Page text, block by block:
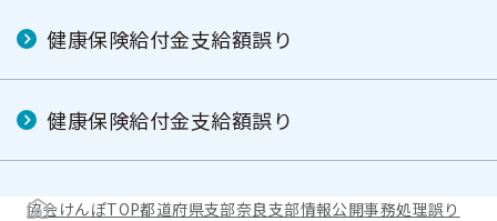
健康保険給付金支給額誤り
健康保険給付金支給額誤り
協会けんぽTOP都道府県支部奈良支部情報公開事務処理誤り